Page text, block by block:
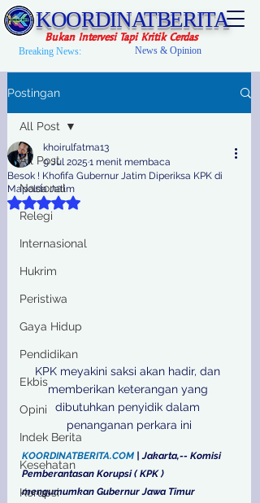
KOORDINATBERITA
Bukan Intervesi Tapi Kritik Cerdas
Breaking News: News & Opinion
Postingan
All Post
Nasional
Relegi
Internasional
Hukrim
Peristiwa
Gaya Hidup
Pendidikan
Ekbis
Opini
Indek Berita
Kesehatan
Korupsi
All Post
Besok ! Khofifa Gubernur Jatim Diperiksa KPK di
Mapolda Jatim
khoirulfatma13
9 Jul 2025 1 menit membaca
Dinilai NaN dari 5 bintang.
KPK meyakini saksi akan hadir, dan
memberikan keterangan yang
dibutuhkan penyidik ​​dalam
penanganan perkara ini
KOORDINATBERITA.COM | Jakarta,-- Komisi
Pemberantasan Korupsi ( KPK )
mengumumkan Gubernur Jawa Timur